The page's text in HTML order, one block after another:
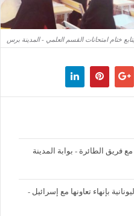
ختام امتحانات القسم العلمي - المدينة برس
فريق الطائرة - بوابة المدينة
بإنهاء تعاونها مع إسرائيل -